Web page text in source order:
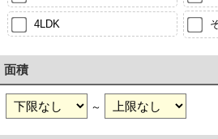
4LDK
面積
～